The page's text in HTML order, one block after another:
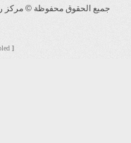
جميع الحقوق محفوظة ©